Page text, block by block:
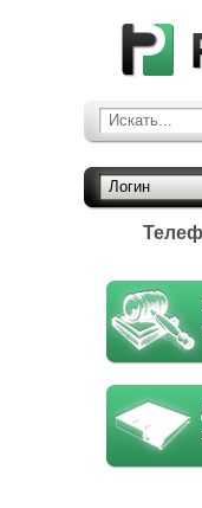
Искать...
Логин